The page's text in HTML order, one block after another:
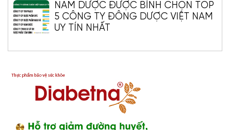
NAM DƯỢC ĐƯỢC BÌNH CHỌN TOP
5 CÔNG TY ĐÔNG DƯỢC VIỆT NAM
UY TÍN NHẤT